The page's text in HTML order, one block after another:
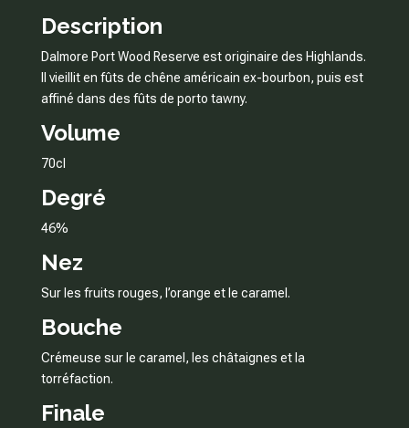
Description
Dalmore Port Wood Reserve est originaire des Highlands.
Il vieillit en fûts de chêne américain ex-bourbon, puis est
affiné dans des fûts de porto tawny.
Volume
70cl
Degré
46%
Nez
Sur les fruits rouges, l’orange et le caramel.
Bouche
Crémeuse sur le caramel, les châtaignes et la
torréfaction.
Finale